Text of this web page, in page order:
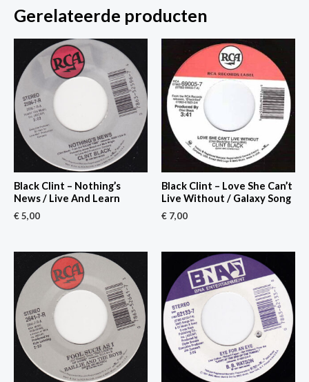
aantal
Gerelateerde producten
Black Clint – Nothing’s
News / Live And Learn
€5,00
Black Clint – Love She Can’t
Live Without / Galaxy Song
€ 7,00